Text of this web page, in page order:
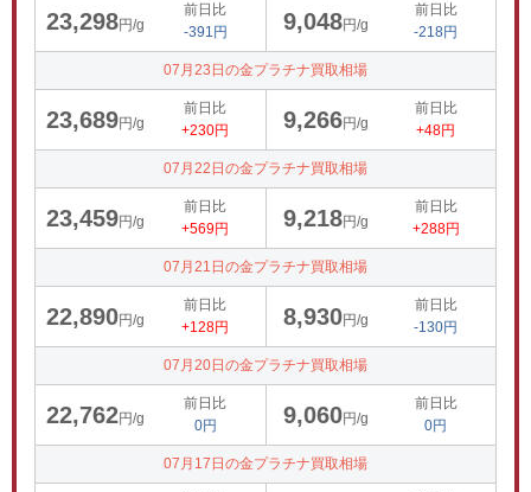
23,298円/g
前日比
-391円
9,048円/g
前日比
-218円
07月23日の金プラチナ買取相場
23,689円/g
前日比
+230円
9,266円/g
前日比
+48円
07月22日の金プラチナ買取相場
23,459円/g
前日比
+569円
9,218円/g
前日比
+288円
07月21日の金プラチナ買取相場
22,890円/g
前日比
+128円
8,930円/g
前日比
-130円
07月20日の金プラチナ買取相場
22,762円/g
前日比
0円
9,060円/g
前日比
0円
07月17日の金プラチナ買取相場